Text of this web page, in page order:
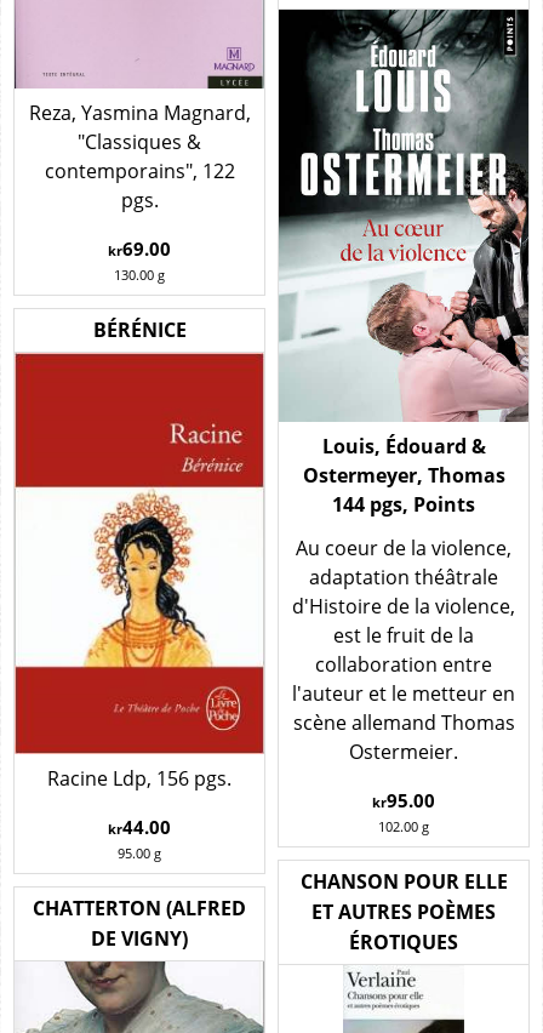
Reza, Yasmina Magnard,
"Classiques &
contemporains", 122
pgs.
kr69.00
130.00 g
Louis, Édouard &
Ostermeyer, Thomas
144 pgs, Points
Au coeur de la violence,
adaptation théâtrale
d'Histoire de la violence,
est le fruit de la
collaboration entre
l'auteur et le metteur en
scène allemand Thomas
Ostermeier.
kr95.00
102.00 g
BÉRÉNICE
Racine Ldp, 156 pgs.
kr44.00
95.00 g
CHANSON POUR ELLE
ET AUTRES POÈMES
ÉROTIQUES
CHATTERTON (ALFRED
DE VIGNY)